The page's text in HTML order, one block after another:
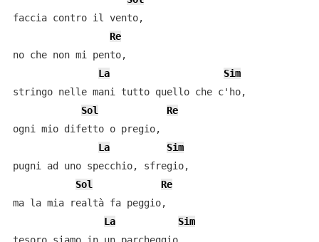
faccia contro il vento,
Re
no che non mi pento,
La
Sim
stringo nelle mani tutto quello che c'ho,
Sol
Re
ogni mio difetto o pregio,
La
Sim
pugni ad uno specchio, sfregio,
Sol
Re
ma la mia realtà fa peggio,
La
Sim